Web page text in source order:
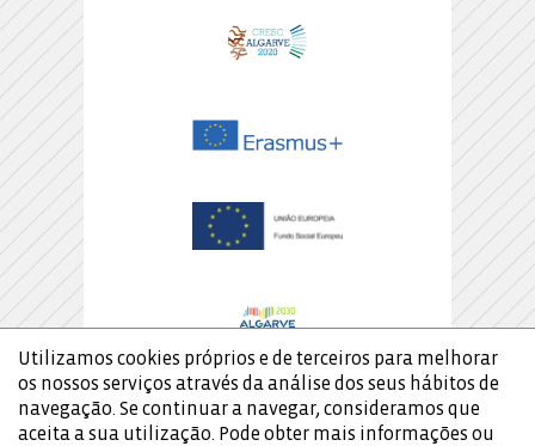
Utilizamos cookies próprios e de terceiros para melhorar
os nossos serviços através da análise dos seus hábitos de
navegação. Se continuar a navegar, consideramos que
aceita a sua utilização. Pode obter mais informações ou